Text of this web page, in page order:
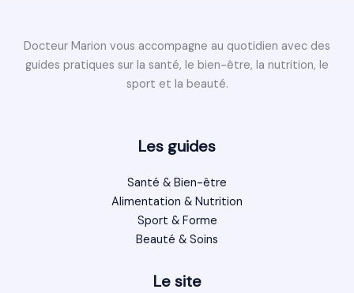
Docteur Marion vous accompagne au quotidien avec des
guides pratiques sur la santé, le bien-être, la nutrition, le
sport et la beauté.
Les guides
Santé & Bien-être
Alimentation & Nutrition
Sport & Forme
Beauté & Soins
Le site